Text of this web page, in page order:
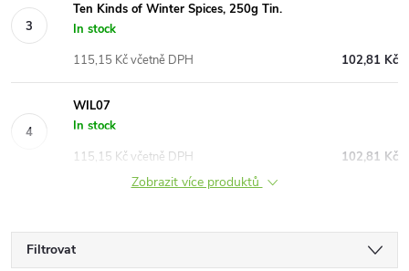
Ten Kinds of Winter Spices, 250g Tin.
In stock
102,81 Kč
115,15 Kč včetně DPH
WIL07
In stock
102,81 Kč
115,15 Kč včetně DPH
Zobrazit více produktů
Filtrovat